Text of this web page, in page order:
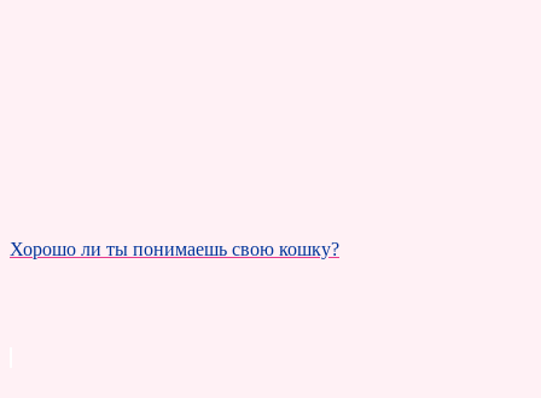
Хорошо ли ты понимаешь свою кошку?